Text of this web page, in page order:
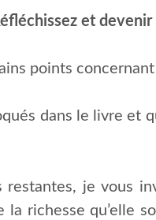
et devenir
points
dans le livre et
restantes, je vous
richesse qu’elle